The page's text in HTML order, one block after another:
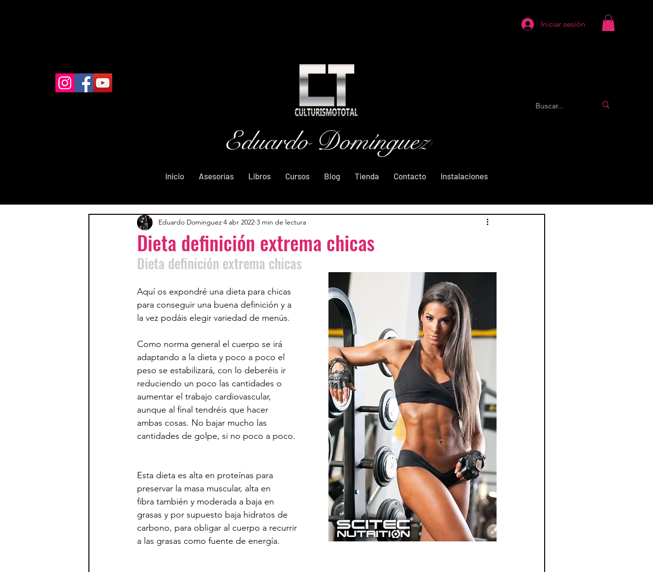
Iniciar sesión
Eduardo Domínguez
Inicio Asesorías Libros Cursos Blog Tienda Contacto Instalaciones
Dieta definición extrema chicas
Eduardo Dominguez 4 abr 2022 3 min de lectura
Dieta definición extrema chicas
Aquí os expondré una dieta para chicas
para conseguir una buena definición y a
la vez podáis elegir variedad de menús.
Como norma general el cuerpo se irá
adaptando a la dieta y poco a poco el
peso se estabilizará, con lo deberéis ir
reduciendo un poco las cantidades o
aumentar el trabajo cardiovascular,
aunque al final tendréis que hacer
ambas cosas. No bajar mucho las
cantidades de golpe, si no poco a poco.
Esta dieta es alta en proteínas para
preservar la masa muscular, alta en
fibra también y moderada a baja en
grasas y por supuesto baja hidratos de
carbono, para obligar al cuerpo a recurrir
a las grasas como fuente de energía.